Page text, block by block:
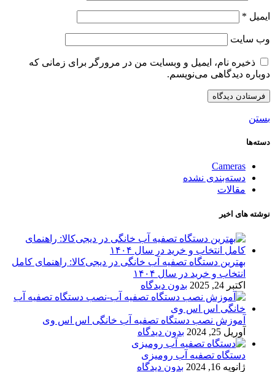
ایمیل *
وب‌ سایت
ذخیره نام، ایمیل و وبسایت من در مرورگر برای زمانی که
دوباره دیدگاهی می‌نویسم.
بستن
دسته‌ها
Cameras
دسته‌بندی نشده
مقالات
نوشته های اخیر
بهترین دستگاه تصفیه آب خانگی در دیجی‌کالا: راهنمای کامل
انتخاب و خرید در سال ۱۴۰۴
اکتبر 24, 2025
بدون دیدگاه
آموزش نصب دستگاه تصفیه آب خانگی اس اس وی
آوریل 25, 2024
بدون دیدگاه
دستگاه تصفیه آب رومیزی
ژانویه 16, 2024
بدون دیدگاه